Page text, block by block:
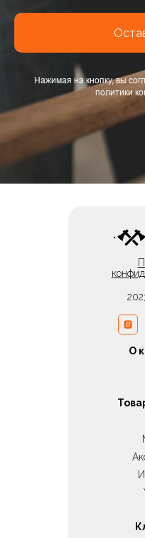
Нажимая на кнопку, вы
политики
О